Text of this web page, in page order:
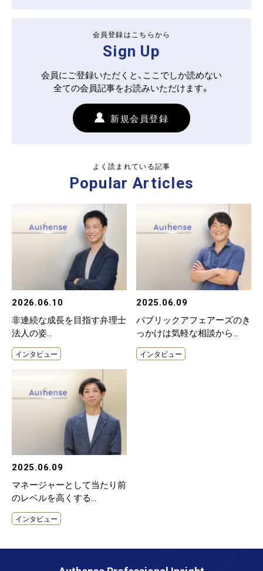
会員登録はこちらから
Sign Up
会員にご登録いただくと、ここでしか読めない
全ての会員記事をお読みいただけます。
新規会員登録
よく読まれている記事
Popular Articles
2026.06.10
非連続な成長を目指す弁理士
法人の姿
五味 和泰弁理士の目線の先
にあるものは
インタビュー
2025.06.09
パブリックアフェアーズのき
っかけは気軽な相談から
平沼 夏樹弁護士の「バランス
力」が日本を変える
インタビュー
2025.06.09
マネージャーとして当たり前
のレベルを高くする
小林 翼弁護士が描く、次の
「日本一」
インタビュー